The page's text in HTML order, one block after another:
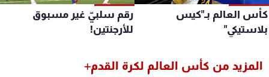
العالم بـ"كيس
رقم سلبيّ غير مسبوق
للأرجنتين!
المزيد من كأس العالم لكرة القدم